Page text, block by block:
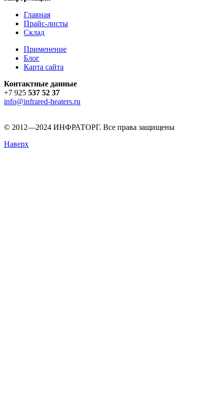
Главная
Прайс-листы
Склад
Применение
Блог
Карта сайта
Контактные данные
+7 925 537 52 37
info@infrared-heaters.ru
© 2012—2024 ИНФРАТОРГ. Все права защищены
Наверх